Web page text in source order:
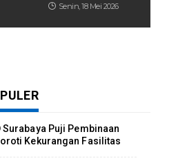
Senin, 18 Mei 2026
Surabaya Puji Pembinaan
Kekurangan Fasilitas